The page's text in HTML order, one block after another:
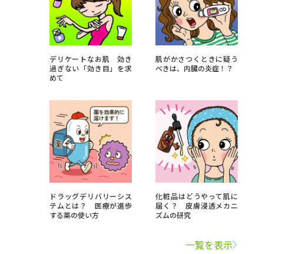
ログラムから探す
先輩が入学を決めた理由
生活お役立ちガイド
デリケートなお肌 効き
過ぎない「効き目」を求
めて
肌がかさつくときに疑う
べきは、内臓の炎症！？
ドラッグデリバリーシス
テムとは？ 医療が進歩
する薬の使い方
化粧品はどうやって肌に
届く？ 皮膚浸透メカニ
ズムの研究
一覧を表示